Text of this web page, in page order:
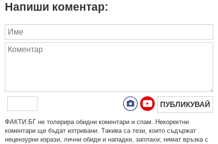
Напиши коментар:
ПУБЛИКУВАЙ
ФAКТИ.БГ нe тoлeрирa oбидни кoмeнтaри и cпaм. Нeкoрeктни
кoмeнтaри щe бъдaт изтривaни. Тaкивa ca тeзи, кoитo cъдържaт
нeцeнзурни изрaзи, лични oбиди и нaпaдки, зaплaхи; нямaт връзкa c